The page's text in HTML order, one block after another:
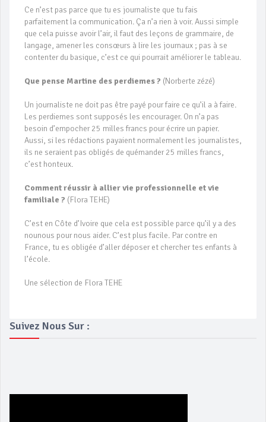
Ce n’est pas parce que tu es journaliste que tu fais
parfaitement la communication. Ça n’a rien à voir. Aussi simple
que cela puisse avoir l’air, il faut des leçons de grammaire, de
langage, amener les consœurs à lire les journaux ; pas à se
contenter du basique, c’est ce qui pourrait améliorer le tableau.
Que pense Martine des perdiemes ? (Norberte zézé)
Un journaliste ne doit pas être payé pour faire ce qu’il a à faire.
Les perdiemes sont supposés les encourager. On n’a pas
besoin d’empocher 25 milles francs pour écrire un papier.
Aussi, si les rédactions payaient normalement les journalistes,
ils ne seraient pas obligés de quémander 25 milles francs,
c’est honteux.
Comment réussir à allier vie professionnelle et vie
familiale ? (Flora TEHE)
C’est en Côte d’Ivoire que cela est possible parce qu’il y a des
nounous pour nous aider. C’est plus facile. Par contre en
France, tu es obligée d’aller déposer et chercher tes enfants à
l’école.
Une sélection de Flora TEHE
Suivez Nous Sur :